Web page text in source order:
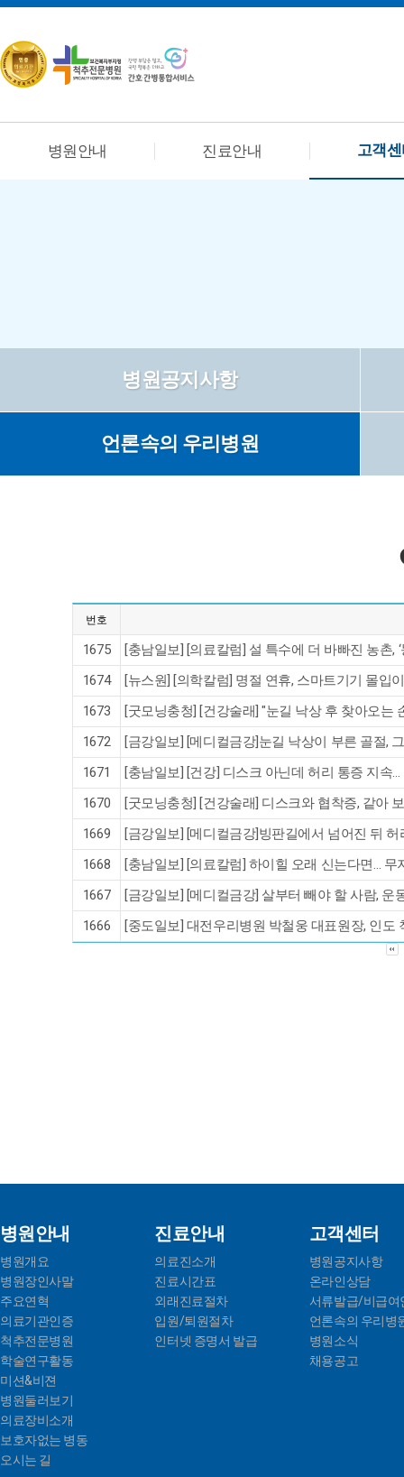
병원안내 진료안내 고객
병원공지사항
언론속의 우리병원
번호
1675
[충남일보] [의료칼럼] 설 특수에 더 바빠진 농촌, ‘
1674
[뉴스원] [의학칼럼] 명절 연휴, 스마트기기 몰입
1673
[굿모닝충청] [건강술래] "눈길 낙상 후 찾아오는
1672
[금강일보] [메디컬금강]눈길 낙상이 부른 골절,
1671
[충남일보] [건강] 디스크 아닌데 허리 통증 지속
1670
[굿모닝충청] [건강술래] 디스크와 협착증, 같아
1669
[금강일보] [메디컬금강]빙판길에서 넘어진 뒤
1668
[충남일보] [의료칼럼] 하이힐 오래 신는다면…
1667
[금강일보] [메디컬금강] 살부터 빼야 할 사람, 운
1666
[중도일보] 대전우리병원 박철웅 대표원장, 인
병원안내
병원개요
병원장인사말
주요연혁
의료기관인증
척추전문병원
학술연구활동
미션&비젼
병원둘러보기
의료장비소개
보호자없는 병동
오시는 길
진료안내
의료진소개
진료시간표
외래진료절차
입원/퇴원절차
인터넷 증명서 발급
고객센터
병원공지사항
온라인상담
서류발급/비급여
언론속의 우리병
병원소식
채용공고